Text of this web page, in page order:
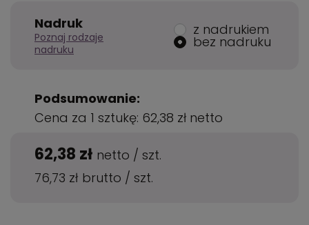
Nadruk
Poznaj rodzaje
nadruku
z nadrukiem
bez nadruku
Podsumowanie:
Cena za 1 sztukę: 62,38 zł netto
62,38 zł netto / szt.
76,73 zł brutto / szt.